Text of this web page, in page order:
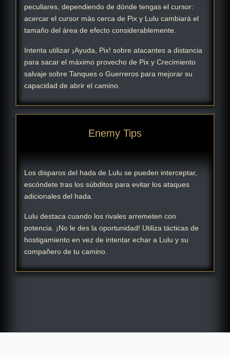
peculiares, dependiendo de dónde tengas el cursor:
acercar el cursor más cerca de Pix y Lulu cambiará el
tamaño del área de efecto considerablemente.
Intenta utilizar ¡Ayuda, Pix! sobre atacantes a distancia
para sacar el máximo provecho de Pix y Crecimiento
salvaje sobre Tanques o Guerreros para mejorar su
capacidad de abrir el camino.
Enemy Tips
Los disparos del hada de Lulu se pueden interceptar,
escóndete tras los súbditos para evitar los ataques
adicionales del hada.
Lulu destaca cuando los rivales arremeten con
potencia. ¡No le des la oportunidad! Utiliza tácticas de
hostigamiento en vez de intentar echar a Lulu y su
compañero de tu camino.